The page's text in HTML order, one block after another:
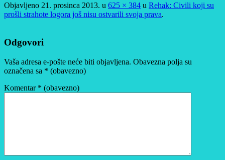
Objavljeno 21. prosinca 2013. u 625 × 384 u Rehak: Civili koji su
prošli strahote logora još nisu ostvarili svoja prava.
Odgovori
Vaša adresa e-pošte neće biti objavljena. Obavezna polja su
označena sa * (obavezno)
Komentar * (obavezno)